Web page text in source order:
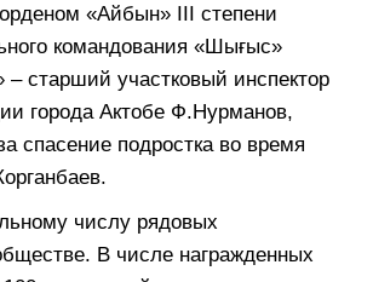
«Айбын» ІІІ степени
командования «Шығыс»
старший участковый инспектор
города Актобе Ф.Нурманов,
спасение подростка во время
числу рядовых
В числе награжденных